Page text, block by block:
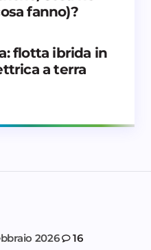
fanno)?
flotta ibrida in
a terra
2026 16